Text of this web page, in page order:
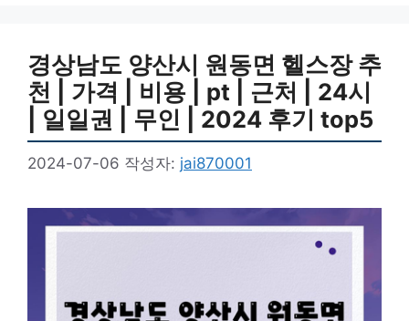
경상남도 양산시 원동면 헬스장 추
천 | 가격 | 비용 | pt | 근처 | 24시
| 일일권 | 무인 | 2024 후기 top5
2024-07-06 작성자: jai870001